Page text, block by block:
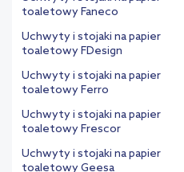
toaletowy Faneco
Uchwyty i stojaki na papier
toaletowy FDesign
Uchwyty i stojaki na papier
toaletowy Ferro
Uchwyty i stojaki na papier
toaletowy Frescor
Uchwyty i stojaki na papier
toaletowy Geesa